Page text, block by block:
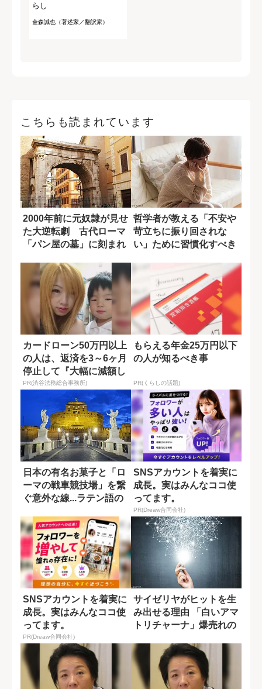
らし
金森誠也（著述家／翻訳家）
こちらも読まれています
2000年前に元奴隷が見せ
た大逆転劇 古代ローマ
「パン屋の墓」に刻まれ
哲学者が教える「不安や
苛立ちに振り回されな
い」ために習慣化すべき
カードローン50万円以上
の人は、返済を3～6ヶ月
停止して『大幅に減額し
てから返済...
PR(渋谷法務総合事務所)
もらえる年金25万円以下
の人が知るべき事
PR(くらしの話題)
日本の有名お菓子と「ロ
ーマの戦車競技場」を繋
ぐ意外な線...ラテン語の
SNSアカウントを着実に
成長。実はみんなココ使
ってます。
PR(Dreaw合同会社)
SNSアカウントを着実に
成長。実はみんなココ使
ってます。
PR(Dreaw合同会社)
サイゼリヤがヒットを生
み出せる理由 「白いアマ
トリチャーナ」爆売れの